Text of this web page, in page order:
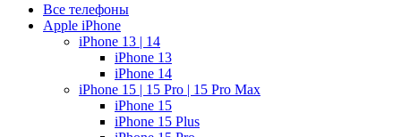
Все телефоны
Apple iPhone
iPhone 13 | 14
iPhone 13
iPhone 14
iPhone 15 | 15 Pro | 15 Pro Max
iPhone 15
iPhone 15 Plus